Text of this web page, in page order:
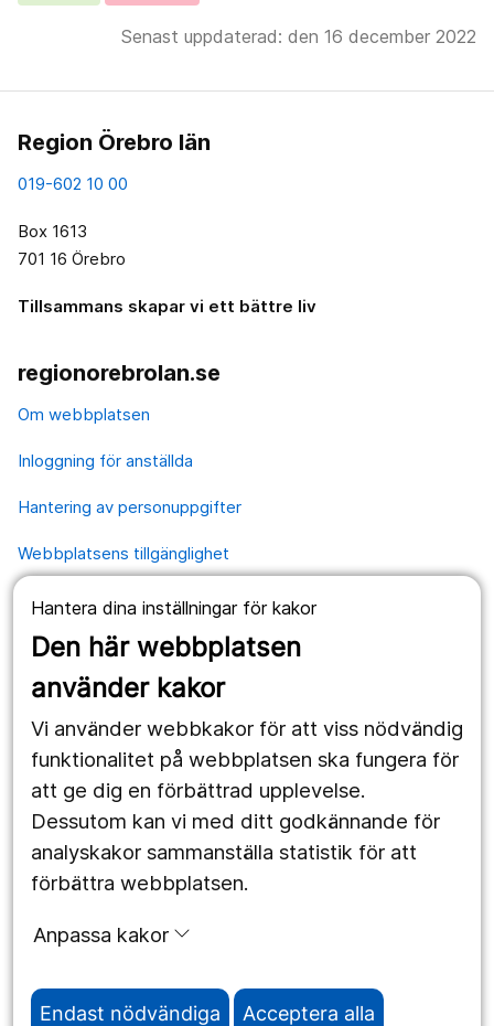
Hantera dina inställningar för kakor
Den här webbplatsen
använder kakor
Vi använder webbkakor för att viss nödvändig
funktionalitet på webbplatsen ska fungera för
att ge dig en förbättrad upplevelse.
Dessutom kan vi med ditt godkännande för
analyskakor sammanställa statistik för att
förbättra webbplatsen.
Anpassa kakor
Endast nödvändiga Acceptera alla
Senast uppdaterad: den 16 december 2022
Region Örebro län
019-602 10 00
Box 1613
701 16 Örebro
Tillsammans skapar vi ett bättre liv
regionorebrolan.se
Om webbplatsen
Inloggning för anställda
Hantering av personuppgifter
Webbplatsens tillgänglighet
Våra webbplatser
1177.se
Region Örebro län
Följ oss
Facebook